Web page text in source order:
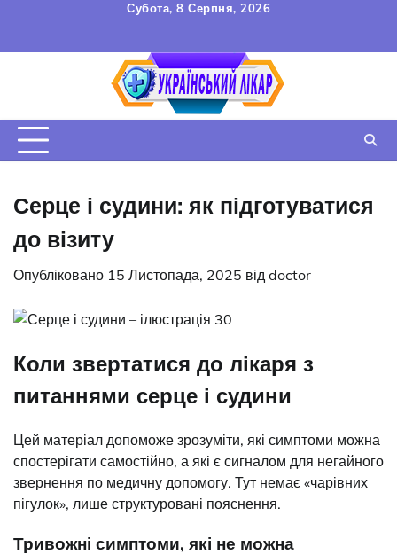
вмісту
Субота, 8 Серпня, 2026
КОРИСТУВАЧА
Серце і судини: як підготуватися
до візиту
Опубліковано 15 Листопада, 2025 від doctor
Коли звертатися до лікаря з
питаннями серце і судини
Цей матеріал допоможе зрозуміти, які симптоми можна
спостерігати самостійно, а які є сигналом для негайного
звернення по медичну допомогу. Тут немає «чарівних
пігулок», лише структуровані пояснення.
Тривожні симптоми, які не можна